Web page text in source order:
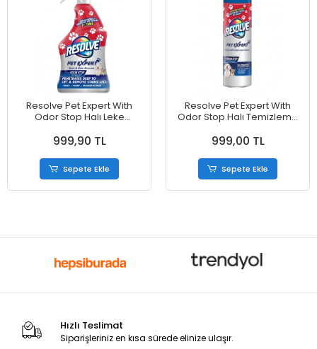
Resolve Pet Expert With
Odor Stop Halı Leke
999,90 TL
Sepete Ekle
Resolve Pet Expert With
Odor Stop Halı Temizleme
999,00 TL
Sepete Ekle
Hızlı Teslimat
Siparişleriniz en kısa sürede elinize ulaşır.